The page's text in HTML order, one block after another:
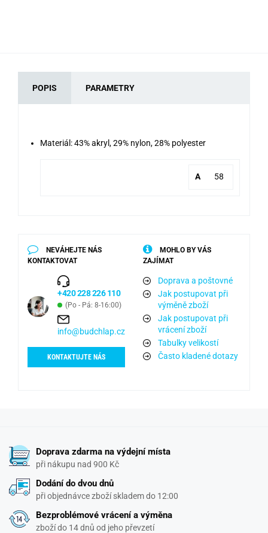
POPIS PARAMETRY
Materiál: 43% akryl, 29% nylon, 28% polyester
A 58
NEVÁHEJTE NÁS
KONTAKTOVAT
+420 228 226 110
(Po - Pá: 8-16:00)
info@budchlap.cz
KONTAKTUJTE NÁS
MOHLO BY VÁS
ZAJÍMAT
Doprava a poštovné
Jak postupovat při
výměně zboží
Jak postupovat při
vrácení zboží
Tabulky velikostí
Často kladené dotazy
Doprava zdarma na výdejní místa
při nákupu nad 900 Kč
Dodání do dvou dnů
při objednávce zboží skladem do 12:00
Bezproblémové vrácení a výměna
zboží do 14 dnů od jeho převzetí